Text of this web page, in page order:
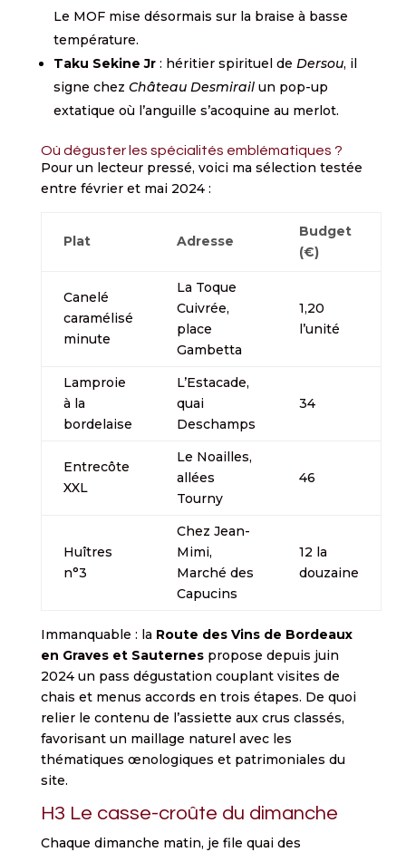
Le MOF mise désormais sur la braise à basse
température.
Taku Sekine Jr: héritier spirituel de Dersou, il
signe chez Château Desmirailun pop-up
extatique où l’anguille s’acoquine au merlot.
Où déguster les spécialités emblématiques ?
Pour un lecteur pressé, voici ma sélection testée
entre février et mai 2024 :
Plat Adresse
Budget
(€)
Canelé
caramélisé
minute
La Toque
Cuivrée,
place
Gambetta
1,20
l’unité
Lamproie
à la
bordelaise
L’Estacade,
quai
Deschamps
34
Entrecôte
XXL
Le Noailles,
allées
Tourny
46
Huîtres
n°3
Chez Jean-
Mimi,
Marché des
Capucins
12 la
douzaine
Immanquable : la Route des Vins de Bordeaux
en Graves et Sauternespropose depuis juin
2024 un pass dégustation couplant visites de
chais et menus accords en trois étapes. De quoi
relier le contenu de l’assiette aux crus classés,
favorisant un maillage naturel avec les
thématiques œnologiques et patrimoniales du
site.
H3 Le casse-croûte du dimanche
Chaque dimanche matin, je file quai des